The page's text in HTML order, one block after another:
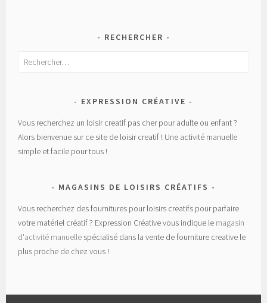
RECHERCHER
Rechercher :
EXPRESSION CRÉATIVE
Vous recherchez un loisir creatif pas cher pour adulte ou enfant ?
Alors bienvenue sur ce site de loisir creatif ! Une activité manuelle
simple et facile pour tous !
MAGASINS DE LOISIRS CRÉATIFS
Vous recherchez des fournitures pour loisirs creatifs pour parfaire
votre matériel créatif ? Expression Créative vous indique le magasin
d'activité manuelle spécialisé dans la vente de fourniture creative le
plus proche de chez vous !